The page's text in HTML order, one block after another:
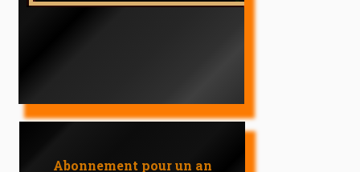
Abonnement pour un an